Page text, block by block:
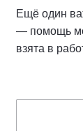
Ещё один
— помощь
взята в